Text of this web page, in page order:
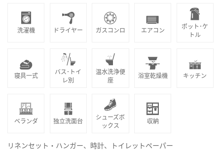
洗濯機 ドライヤー ガスコンロ エアコン
ポット･ケ
トル
寝具一式
バス･トイ
レ別
温水洗浄便
座
浴室乾燥機 キッチン
ベランダ 独立洗面台
シューズボ
ックス
収納
リネンセット・ハンガー、時計、トイレットペーパー